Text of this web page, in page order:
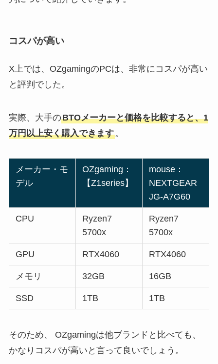
コスパが高い
X上では、OZgamingのPCは、非常にコスパが高い
と評判でした。
実際、大手のBTOメーカーと価格を比較すると、1
万円以上安く購入できます。
メーカー・モ
デル
OZgaming：
【Z1series】
mouse：
NEXTGEAR
JG-A7G60
CPU
Ryzen7
5700x
Ryzen7
5700x
GPU RTX4060 RTX4060
メモリ 32GB 16GB
SSD 1TB 1TB
そのため、 OZgamingは他ブランドと比べても、
かなりコスパが高いと言って良いでしょう。